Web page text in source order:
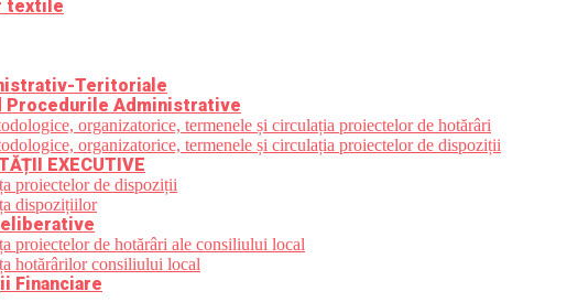
textile
Teritoriale
Procedurile Administrative
organizatorice, termenele și circulația proiectelor de hotărâri
organizatorice, termenele și circulația proiectelor de dispoziții
EXECUTIVE
proiectelor de dispoziții
dispozițiilor
proiectelor de hotărâri ale consiliului local
hotărârilor consiliului local
Financiare